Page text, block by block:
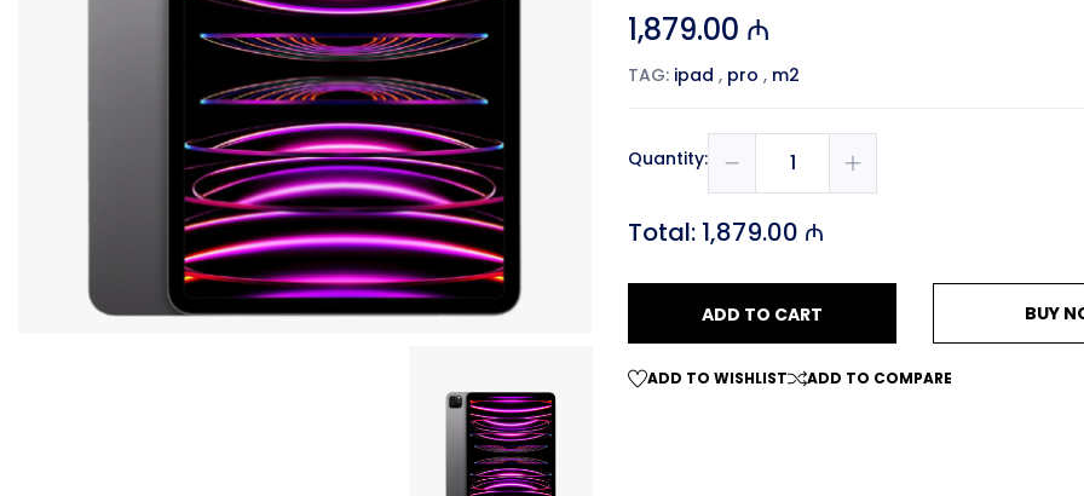
1,879.00 ₼
TAG: ipad , pro , m2
Quantity:
Total: 1,879.00 ₼
ADD TO CART BUY
ADD TO WISHLIST ADD TO COMPARE